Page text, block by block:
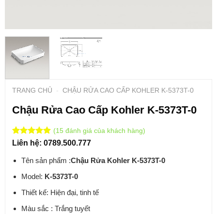
TRANG CHỦ - CHẬU RỬA CAO CẤP KOHLER K-5373T-0
Chậu Rửa Cao Cấp Kohler K-5373T-0
5 trên 5
dựa trên
1
đánh giá
(15đánh giá của khách hàng)
Liên hệ: 0789.500.777
Tên sản phẩm :Chậu Rửa Kohler K-5373T-0
Model: K-5373T-0
Thiết kế: Hiện đại, tinh tế
Màu sắc : Trắng tuyết